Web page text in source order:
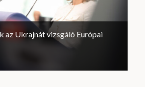
az Ukrajnát vizsgáló Európai